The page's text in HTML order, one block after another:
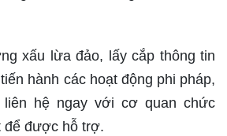
xấu lừa đảo, lấy cắp thông tin
hành các hoạt động phi pháp,
hệ ngay với cơ quan chức
để được hỗ trợ.